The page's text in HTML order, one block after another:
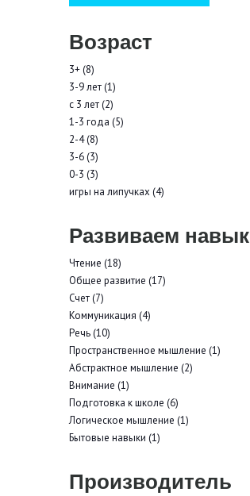
Возраст
3+ (8)
3-9 лет (1)
с 3 лет (2)
1-3 года (5)
2-4 (8)
3-6 (3)
0-3 (3)
игры на липучках (4)
Развиваем навык
Чтение (18)
Общее развитие (17)
Счет (7)
Коммуникация (4)
Речь (10)
Пространственное мышление (1)
Абстрактное мышление (2)
Внимание (1)
Подготовка к школе (6)
Логическое мышление (1)
Бытовые навыки (1)
Производитель